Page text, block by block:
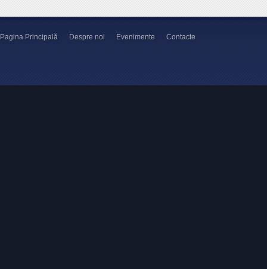
Pagina Principală Despre noi Evenimente Contacte